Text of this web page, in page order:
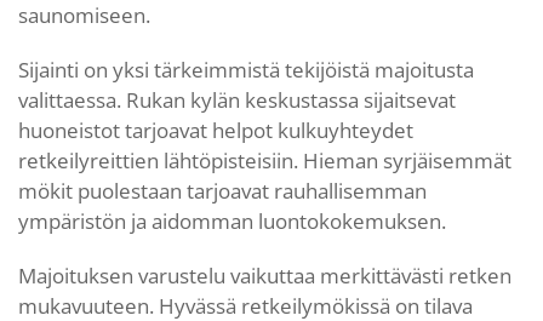
saunomiseen.
Sijainti on yksi tärkeimmistä tekijöistä majoitusta
valittaessa. Rukan kylän keskustassa sijaitsevat
huoneistot tarjoavat helpot kulkuyhteydet
retkeilyreittien lähtöpisteisiin. Hieman syrjäisemmät
mökit puolestaan tarjoavat rauhallisemman
ympäristön ja aidomman luontokokemuksen.
Majoituksen varustelu vaikuttaa merkittävästi retken
mukavuuteen. Hyvässä retkeilymökissä on tilava